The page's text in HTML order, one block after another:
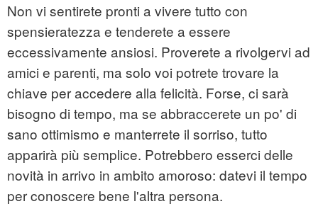
Non vi sentirete pronti a vivere tutto con
spensieratezza e tenderete a essere
eccessivamente ansiosi. Proverete a rivolgervi ad
amici e parenti, ma solo voi potrete trovare la
chiave per accedere alla felicità. Forse, ci sarà
bisogno di tempo, ma se abbraccerete un po' di
sano ottimismo e manterrete il sorriso, tutto
apparirà più semplice. Potrebbero esserci delle
novità in arrivo in ambito amoroso: datevi il tempo
per conoscere bene l'altra persona.